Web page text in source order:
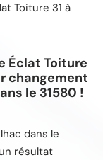
Toiture 31 à
Éclat Toiture
changement
le 31580 !
dans le
résultat